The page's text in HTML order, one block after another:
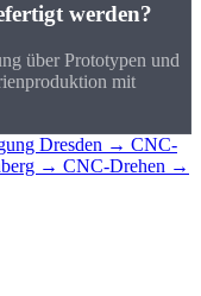
werden?
über Prototypen und
mit
Dresden → CNC-
→ CNC-Drehen →